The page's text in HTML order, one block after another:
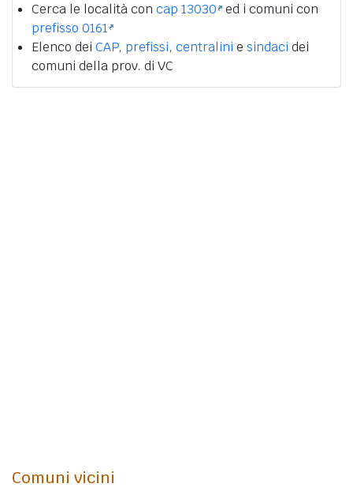
Cerca le località con cap 13030 ed i comuni con
prefisso 0161
Elenco dei CAP, prefissi, centralini e sindaci dei
comuni della prov. di VC
Comuni vicini